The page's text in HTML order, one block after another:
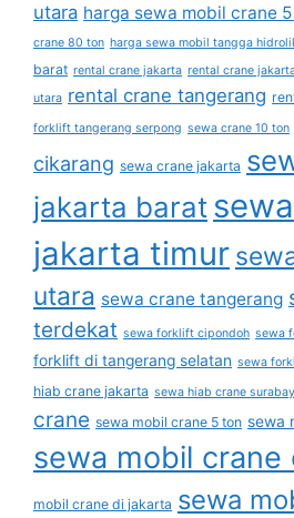
utara harga sewa mobil crane
crane 80 ton harga sewa mobil tangga
barat rental crane jakarta rental crane
utara rental crane tangerang
forklift tangerang serpong sewa crane 10 ton
cikarang sewa crane jakarta
jakarta barat
jakarta timur
utara sewa crane tangerang
terdekat sewa forklift cipondoh sewa
forklift di tangerang selatan sewa
hiab crane jakarta sewa hiab crane
crane sewa mobil crane 5 ton sewa
sewa mobil crane
mobil crane di jakarta sewa